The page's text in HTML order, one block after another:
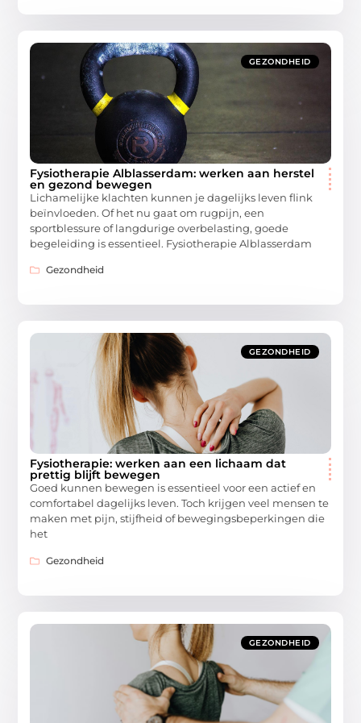
GEZONDHEID
Fysiotherapie Alblasserdam: werken aan herstel
en gezond bewegen
Lichamelijke klachten kunnen je dagelijks leven flink
beïnvloeden. Of het nu gaat om rugpijn, een
sportblessure of langdurige overbelasting, goede
begeleiding is essentieel. Fysiotherapie Alblasserdam
Gezondheid
GEZONDHEID
Fysiotherapie: werken aan een lichaam dat
prettig blijft bewegen
Goed kunnen bewegen is essentieel voor een actief en
comfortabel dagelijks leven. Toch krijgen veel mensen te
maken met pijn, stijfheid of bewegingsbeperkingen die
het
Gezondheid
GEZONDHEID